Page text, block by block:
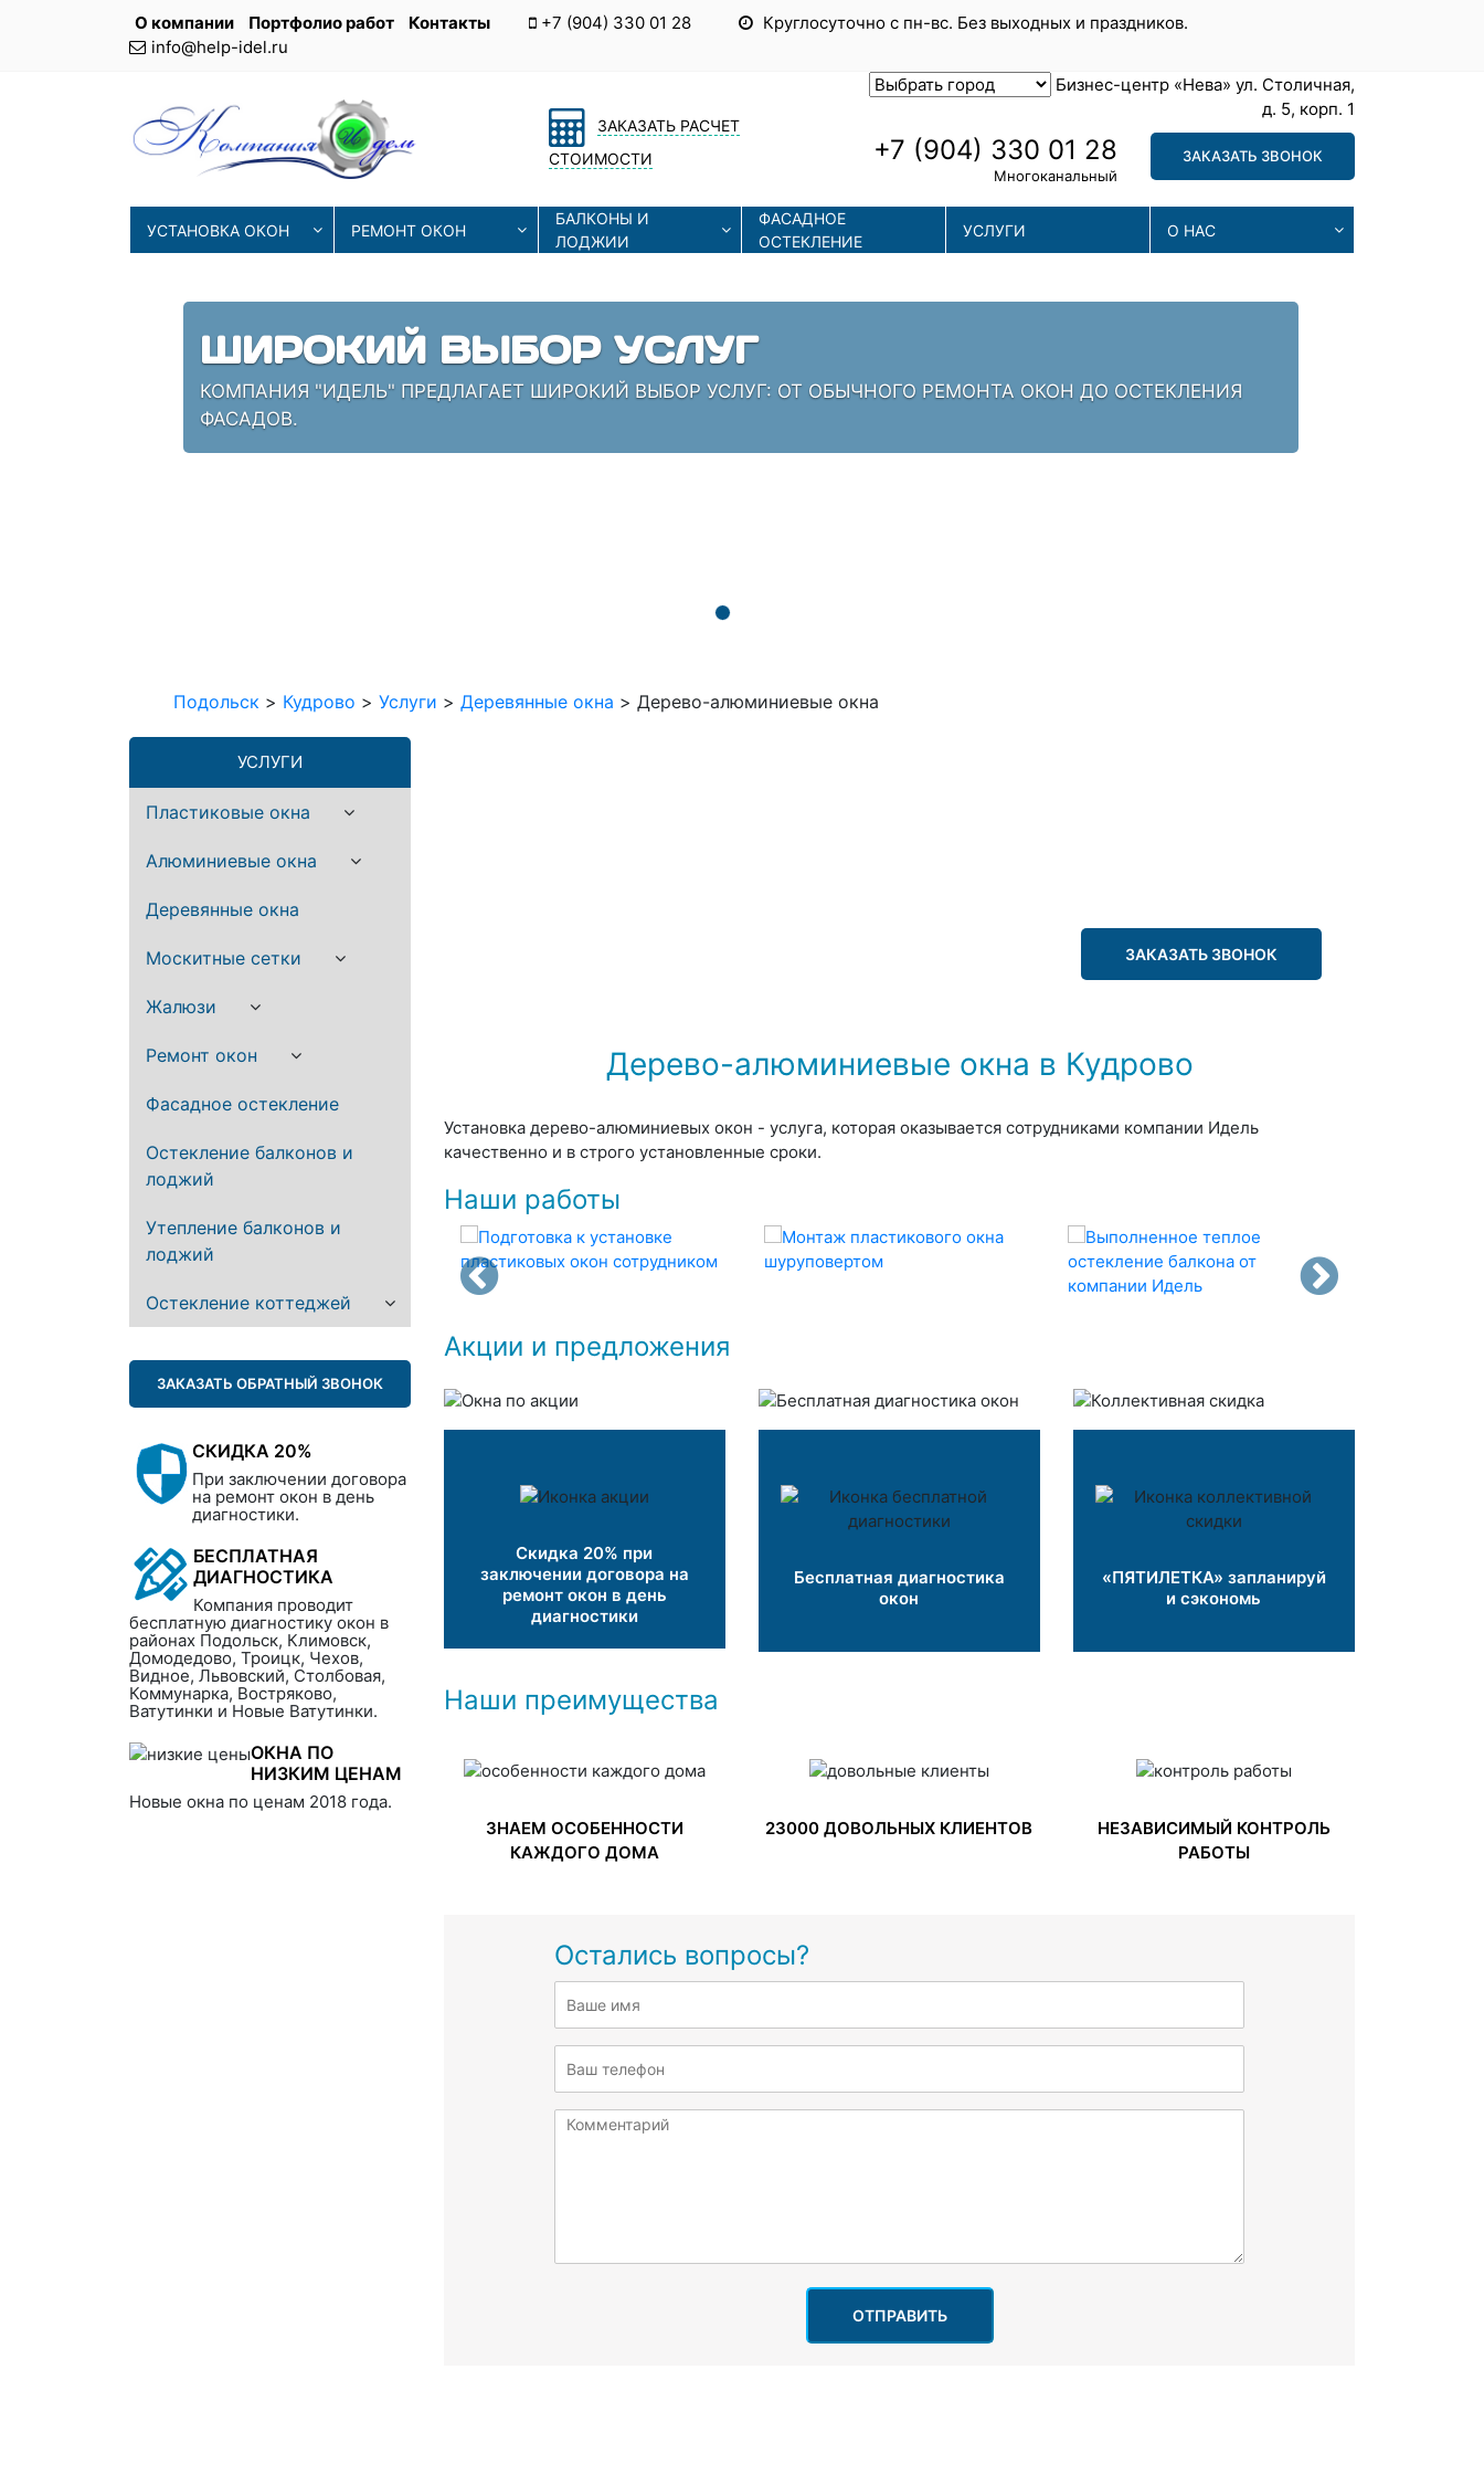
О компании Портфолио работ Контакты +7 (904) 330 01 28
Круглосуточно с пн-вс. Без выходных и праздников.
info@help-idel.ru
ЗАКАЗАТЬ РАСЧЕТ
СТОИМОСТИ
Бизнес-центр «Нева» ул. Столичная,
д. 5, корп. 1
+7 (904) 330 01 28
Многоканальный
ЗАКАЗАТЬ ЗВОНОК
УСТАНОВКА ОКОН РЕМОНТ ОКОН
БАЛКОНЫ И
ЛОДЖИИ
ФАСАДНОЕ
ОСТЕКЛЕНИЕ
УСЛУГИ О НАС
СОВРЕМЕННЫЕ ТЕХНОЛОГИИ
НАШИ МАСТЕРА ИСПОЛЬЗУЮТ СОВРЕМЕННЫЕ ТЕХНОЛОГИИ МОНТАЖА И РЕМОНТА. ЗАЛОГ УСПЕХА -
ПРОВЕРЕННЫЕ СПЕЦИАЛИСТЫ, КОТОРЫЕ ЗНАЮТ СВОЁ ДЕЛО!
Подольск > Кудрово > Услуги > Деревянные окна > Дерево-алюминиевые окна
УСЛУГИ
Пластиковые окна
Алюминиевые окна
Деревянные окна
Москитные сетки
Жалюзи
Ремонт окон
Фасадное остекление
Остекление балконов и
лоджий
Утепление балконов и
лоджий
Остекление коттеджей
ЗАКАЗАТЬ ОБРАТНЫЙ ЗВОНОК
СКИДКА 20%
При заключении договора
на ремонт окон в день
диагностики.
БЕСПЛАТНАЯ
ДИАГНОСТИКА
Компания проводит
бесплатную диагностику окон в
районах Подольск, Климовск,
Домодедово, Троицк, Чехов,
Видное, Львовский, Столбовая,
Коммунарка, Востряково,
Ватутинки и Новые Ватутинки.
ОКНА ПО
НИЗКИМ ЦЕНАМ
Новые окна по ценам 2018 года.
ЗАКАЗАТЬ ЗВОНОК
Дерево-алюминиевые окна в Кудрово
Установка дерево-алюминиевых окон - услуга, которая оказывается сотрудниками компании Идель
качественно и в строго установленные сроки.
Наши работы
Акции и предложения
Скидка 20% при
заключении договора на
ремонт окон в день
диагностики
Бесплатная диагностика
окон
«ПЯТИЛЕТКА» запланируй
и сэкономь
Наши преимущества
ЗНАЕМ ОСОБЕННОСТИ
КАЖДОГО ДОМА
23000 ДОВОЛЬНЫХ КЛИЕНТОВ
НЕЗАВИСИМЫЙ КОНТРОЛЬ
РАБОТЫ
Остались вопросы?
ОТПРАВИТЬ